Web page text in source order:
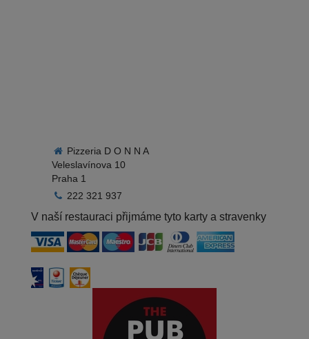
Pizzeria D O N N A
Veleslavínova 10
Praha 1
222 321 937
V naší restauraci přijmáme tyto karty a stravenky